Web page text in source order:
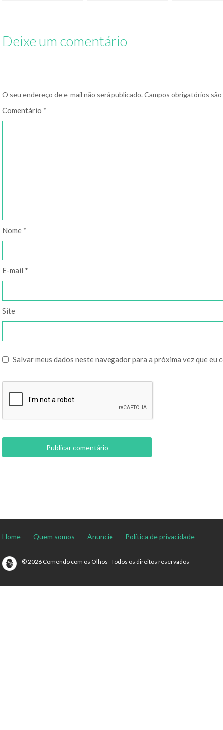
Deixe um comentário
O seu endereço de e-mail não será publicado. Campos obrigatórios
Comentário *
Nome *
E-mail *
Site
Salvar meus dados neste navegador para a próxima vez que eu
Home Quem somos Anuncie Política de privacidade
© 2026 Comendo com os Olhos - Todos os direitos reservados